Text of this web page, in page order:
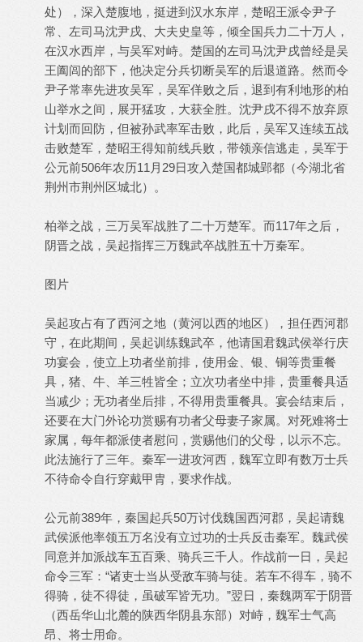
处），深入楚腹地，挺进到汉水东岸，楚昭王派令尹子
常、左司马沈尹戌、大夫史皇等，倾全国兵力二十万人，
在汉水西岸，与吴军对峙。楚国的左司马沈尹戌曾经是吴
王阖闾的部下，他决定分兵切断吴军的后退道路。然而令
尹子常率先进攻吴军，吴军佯败之后，退到有利地形的柏
山举水之间，展开猛攻，大获全胜。沈尹戌不得不放弃原
计划而回防，但被孙武率军击败，此后，吴军又连续五战
击败楚军，楚昭王得知前线兵败，带领亲信逃走，吴军于
公元前506年农历11月29日攻入楚国都城郢都（今湖北省
荆州市荆州区城北）。
柏举之战，三万吴军战胜了二十万楚军。而117年之后，
阴晋之战，吴起指挥三万魏武卒战胜五十万秦军。
图片
吴起攻占有了西河之地（黄河以西的地区），担任西河郡
守，在此期间，吴起训练魏武卒，他请国君魏武侯举行庆
功宴会，使立上功者坐前排，使用金、银、铜等贵重餐
具，猪、牛、羊三牲皆全；立次功者坐中排，贵重餐具适
当减少；无功者坐后排，不得用贵重餐具。宴会结束后，
还要在大门外论功赏赐有功者父母妻子家属。对死难将士
家属，每年都派使者慰问，赏赐他们的父母，以示不忘。
此法施行了三年。秦军一进攻河西，魏军立即有数万士兵
不待命令自行穿戴甲胄，要求作战。
公元前389年，秦国起兵50万讨伐魏国西河郡，吴起请魏
武侯派他率领五万名没有立过功的士兵反击秦军。魏武侯
同意并加派战车五百乘、骑兵三千人。作战前一日，吴起
命令三军：“诸吏士当从受敌车骑与徒。若车不得车，骑不
得骑，徒不得徒，虽破军皆无功。”翌日，秦魏两军于阴晋
（西岳华山北麓的陕西华阴县东部）对峙，魏军士气高
昂、将士用命。